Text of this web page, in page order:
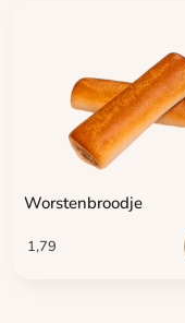
Worstenbroodje
1,79